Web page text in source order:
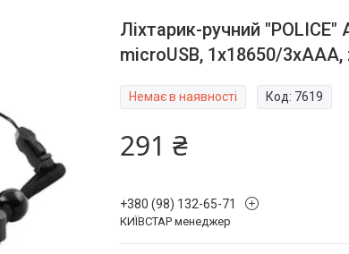
Ліхтарик-ручний "POLICE"
microUSB, 1x18650/3xAAA,
Немає в наявності Код: 7619
291 ₴
+380 (98) 132-65-71
КИЇВСТАР менеджер